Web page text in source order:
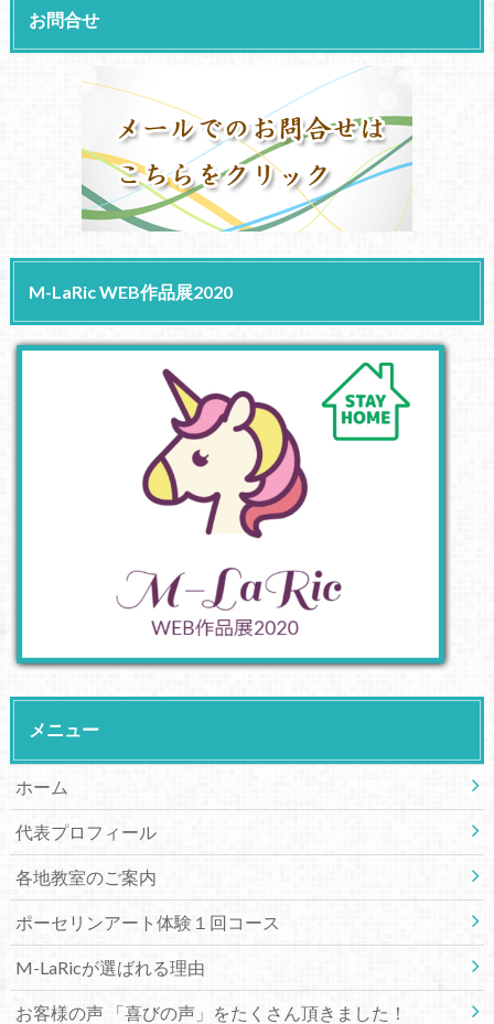
お問合せ
M-LaRic WEB作品展2020
メニュー
ホーム
代表プロフィール
各地教室のご案内
ポーセリンアート体験１回コース
M-LaRicが選ばれる理由
お客様の声 「喜びの声」をたくさん頂きました！